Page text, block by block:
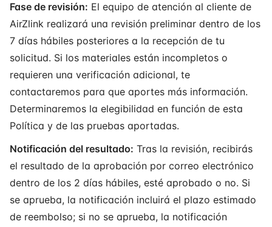
Fase de revisión: El equipo de atención al cliente de
AirZlink realizará una revisión preliminar dentro de los
7 días hábiles posteriores a la recepción de tu
solicitud. Si los materiales están incompletos o
requieren una verificación adicional, te
contactaremos para que aportes más información.
Determinaremos la elegibilidad en función de esta
Política y de las pruebas aportadas.
Notificación del resultado: Tras la revisión, recibirás
el resultado de la aprobación por correo electrónico
dentro de los 2 días hábiles, esté aprobado o no. Si
se aprueba, la notificación incluirá el plazo estimado
de reembolso; si no se aprueba, la notificación